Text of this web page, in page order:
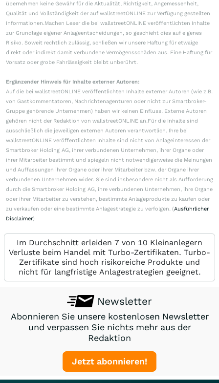
übernehmen keine Gewähr für die Aktualität, Richtigkeit, Angemessenheit,
Qualität und Vollständigkeit der auf wallstreetONLINE zur Verfügung gestellten
Informationen.Machen Leser die bei wallstreetONLINE veröffentlichten Inhalte
zur Grundlage eigener Anlageentscheidungen, so geschieht dies auf eigenes
Risiko. Soweit rechtlich zulässig, schließen wir unsere Haftung für etwaige
direkt oder indirekt damit verbundene Vermögensschäden aus. Eine Haftung für
Vorsatz oder grobe Fahrlässigkeit bleibt unberührt.
Ergänzender Hinweis für Inhalte externer Autoren:
Auf die bei wallstreetONLINE veröffentlichten Inhalte externer Autoren (wie z.B.
von Gastkommentatoren, Nachrichtenagenturen oder nicht zur Smartbroker-
Gruppe gehörende Unternehmen) haben wir keinen Einfluss. Externe Autoren
gehören nicht der Redaktion von wallstreetONLINE an.Für die Inhalte sind
ausschließlich die jeweiligen externen Autoren verantwortlich. Ihre bei
wallstreetONLINE veröffentlichten Inhalte sind nicht von Anlageinteressen der
Smartbroker Holding AG, ihrer verbundenen Unternehmen, ihrer Organe oder
ihrer Mitarbeiter bestimmt und spiegeln nicht notwendigerweise die Meinungen
und Auffassungen ihrer Organe oder ihrer Mitarbeiter bzw. der Organe ihrer
verbundenen Unternehmen wider. Sie sind insbesondere nicht als Aufforderung
durch die Smartbroker Holding AG, ihre verbundenen Unternehmen, ihre Organe
oder ihrer Mitarbeiter zu verstehen, bestimmte Anlageprodukte zu kaufen oder
zu verkaufen oder eine bestimmte Anlagestrategie zu verfolgen. (Ausführlicher
Disclaimer)
Im Durchschnitt erleiden 7 von 10 Kleinanlegern
Verluste beim Handel mit Turbo-Zertifikaten. Turbo-
Zertifikate sind hoch risikoreiche Produkte und
nicht für langfristige Anlagestrategien geeignet.
Newsletter
Abonnieren Sie unsere kostenlosen Newsletter
und verpassen Sie nichts mehr aus der
Redaktion
Jetzt abonnieren!